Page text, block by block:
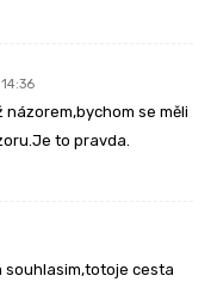
názorem,bychom se měli
to pravda.
souhlasim,totoje cesta